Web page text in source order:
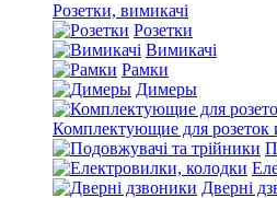
Розетки, вимикачі
Розетки
Вимикачі
Рамки
Димеры
Комплектующие для розеток
Дверні